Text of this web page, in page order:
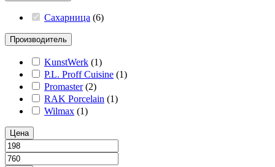
Сахарница (6)
Производитель
KunstWerk (1)
P.L. Proff Cuisine (1)
Promaster (2)
RAK Porcelain (1)
Wilmax (1)
Цена